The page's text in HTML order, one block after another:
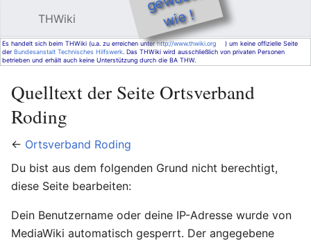
THWiki e !
Es handelt sich beim THWiki (u.a. zu erreichen unterhttp://www.thwiki.org
) um keine offizielle Seite
derBundesanstalt Technisches Hilfswerk. Das THWiki wird ausschließlich von privaten Personen
betrieben und erhält auch keine Unterstützung durch die BA THW.
Quelltext der Seite Ortsverband
Roding
← Ortsverband Roding
Du bist aus dem folgenden Grund nicht berechtigt,
diese Seite bearbeiten:
Dein Benutzername oder deine IP-Adresse wurde von
MediaWiki automatisch gesperrt. Der angegebene